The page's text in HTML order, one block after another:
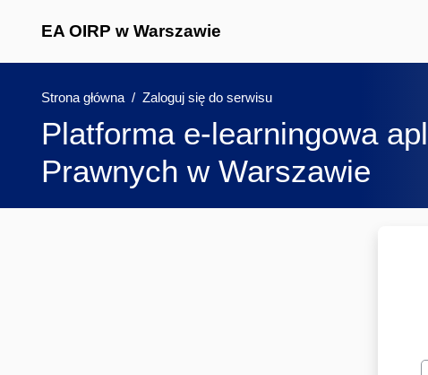
EA OIRP w Warszawie
Strona główna
Zaloguj się do serwisu
Platforma e-learningowa
Prawnych w Warszawie